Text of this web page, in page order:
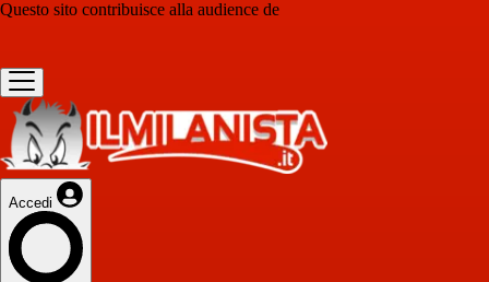
Questo sito contribuisce alla audience de
Accedi